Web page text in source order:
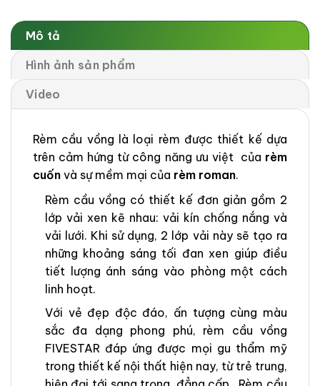
Mô tả
Hình ảnh sản phẩm
Video
Rèm cầu vồng là loại rèm được thiết kế dựa
trên cảm hứng từ công năng ưu việt của rèm
cuốn và sự mềm mại của rèm roman.
Rèm cầu vồng có thiết kế đơn giản gồm 2
lớp vải xen kẽ nhau: vải kín chống nắng và
vải lưới. Khi sử dụng, 2 lớp vải này sẽ tạo ra
những khoảng sáng tối đan xen giúp điều
tiết lượng ánh sáng vào phòng một cách
linh hoạt.
Với vẻ đẹp độc đáo, ấn tượng cùng màu
sắc đa dạng phong phú, rèm cầu vồng
FIVESTAR đáp ứng được mọi gu thẩm mỹ
trong thiết kế nội thất hiện nay, từ trẻ trung,